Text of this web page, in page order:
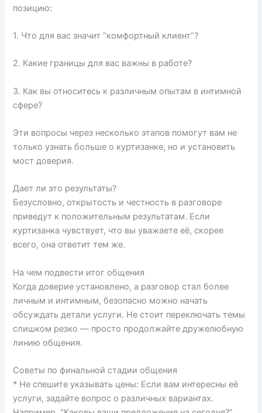
позицию:
1. Что для вас значит “комфортный клиент”?
2. Какие границы для вас важны в работе?
3. Как вы относитесь к различным опытам в интимной
сфере?
Эти вопросы через несколько этапов помогут вам не
только узнать больше о куртизанке, но и установить
мост доверия.
Дает ли это результаты?
Безусловно, открытость и честность в разговоре
приведут к положительным результатам. Если
куртизанка чувствует, что вы уважаете её, скорее
всего, она ответит тем же.
На чем подвести итог общения
Когда доверие установлено, а разговор стал более
личным и интимным, безопасно можно начать
обсуждать детали услуги. Не стоит переключать темы
слишком резко — просто продолжайте дружелюбную
линию общения.
Советы по финальной стадии общения
* Не спешите указывать цены: Если вам интересны её
услуги, задайте вопрос о различных вариантах.